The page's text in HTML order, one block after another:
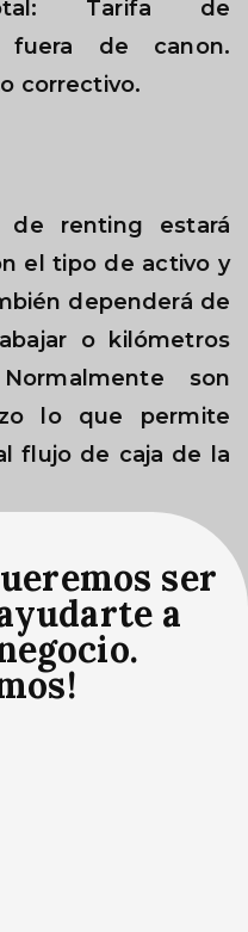
Tarifa de
fuera de canon.
correctivo.
renting estará
el tipo de activo y
dependerá de
o kilómetros
son
lo que permite
flujo de caja de la
ser
a